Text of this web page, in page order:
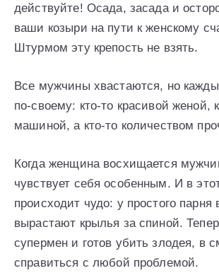
действуйте! Осада, засада и
ваши козыри на пути к женскому
Штурмом эту крепость не взять.
Все мужчины хвастаются, но
по-своему: кто-то красивой женой,
машиной, а кто-то количеством
Когда женщина восхищается
чувствует себя особенным. И в
происходит чудо: у простого парня
вырастают крылья за спиной.
супермен и готов убить злодея, в
справиться с любой проблемой.